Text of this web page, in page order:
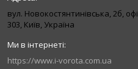
вул. Новокостянтинівська, 2б,
303, Київ, Україна
https://www.i-vorota.com.ua